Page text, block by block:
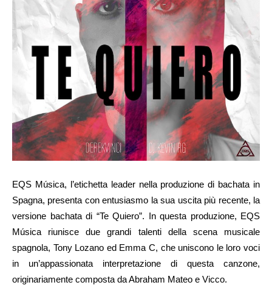
EQS Música, l’etichetta leader nella produzione di bachata in
Spagna, presenta con entusiasmo la sua uscita più recente, la
versione bachata di “Te Quiero”. In questa produzione, EQS
Música riunisce due grandi talenti della scena musicale
spagnola, Tony Lozano ed Emma C, che uniscono le loro voci
in un’appassionata interpretazione di questa canzone,
originariamente composta da Abraham Mateo e Vicco.